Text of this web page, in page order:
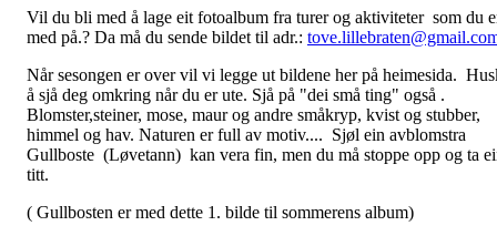
Vil du bli med å lage eit fotoalbum fra turer og aktiviteter som du
med på.? Da må du sende bildet til adr.:
Når sesongen er over vil vi legge ut bildene her på heimesida.
å sjå deg omkring når du er ute. Sjå på "dei små ting" også .
Blomster,steiner, mose, maur og andre småkryp, kvist og stubber,
himmel og hav. Naturen er full av motiv.... Sjøl ein avblomstra
Gullboste (Løvetann) kan vera fin, men du må stoppe opp og ta
titt.
( Gullbosten er med dette 1. bilde til sommerens album)